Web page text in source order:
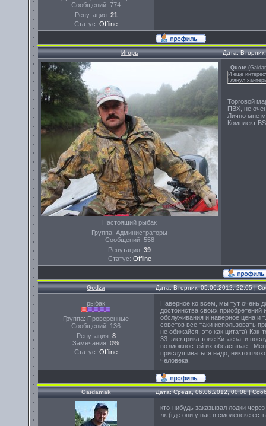
Сообщений: 774
Репутация: 21
Статус: Offline
Игорь Дата:
Настоящий рыбак
Группа: Администраторы
Сообщений: 558
Репутация: 39
Статус: Offline
Quote (
И еще
Глянул
Торговой
ПВХ, не
Лично мне
Комплект
Godza Дата: Вторник, 05.06.2012, 22:05 |
рыбак
Группа: Проверенные
Сообщений: 136
Репутация: 8
Замечания: 0%
Статус: Offline
Наверное ко всем, мы тут очень
достоинства своих приобретений
обслуживания и наверное цена и
советов все-таки использовать
не обижайся, это как цитата)
33 электрика тоже Китаеза, и
возможностей их обсасывает.
прислушиваться надо, никто
человека.
Gaidamak Дата: Среда, 06.06.2012, 00:08 |
кто-нибудь заказывал лодки
лк (где они у нас в смоленске